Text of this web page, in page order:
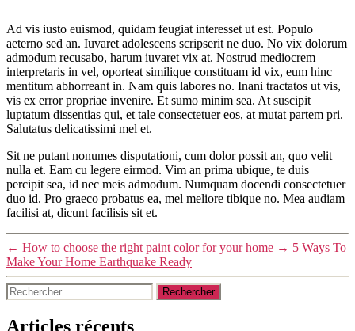
Ad vis iusto euismod, quidam feugiat interesset ut est. Populo
aeterno sed an. Iuvaret adolescens scripserit ne duo. No vix dolorum
admodum recusabo, harum iuvaret vix at. Nostrud mediocrem
interpretaris in vel, oporteat similique constituam id vix, eum hinc
mentitum abhorreant in. Nam quis labores no. Inani tractatos ut vis,
vis ex error propriae invenire. Et sumo minim sea. At suscipit
luptatum dissentias qui, et tale consectetuer eos, at mutat partem pri.
Salutatus delicatissimi mel et.
Sit ne putant nonumes disputationi, cum dolor possit an, quo velit
nulla et. Eam cu legere eirmod. Vim an prima ubique, te duis
percipit sea, id nec meis admodum. Numquam docendi consectetuer
duo id. Pro graeco probatus ea, mel meliore tibique no. Mea audiam
facilisi at, dicunt facilisis sit et.
← How to choose the right paint color for your home → 5 Ways To
Make Your Home Earthquake Ready
Rechercher :
Articles récents